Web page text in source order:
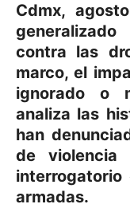
Cdmx,
contra las
marco, el
ignorado o
analiza las
han
de
armadas.